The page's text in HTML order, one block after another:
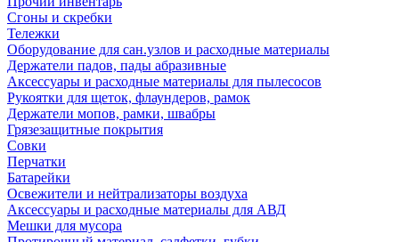
Сгоны и скребки
Тележки
Оборудование для сан.узлов и расходные материалы
Держатели падов, пады абразивные
Аксессуары и расходные материалы для пылесосов
Рукоятки для щеток, флаундеров, рамок
Держатели мопов, рамки, швабры
Грязезащитные покрытия
Совки
Перчатки
Батарейки
Освежители и нейтрализаторы воздуха
Аксессуары и расходные материалы для АВД
Мешки для мусора